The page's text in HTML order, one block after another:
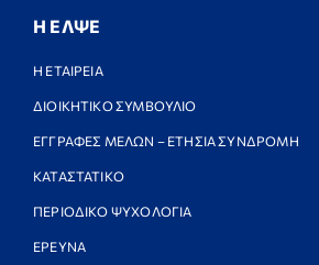
Η ΕΛΨΕ
Η ΕΤΑΙΡΕΙΑ
ΔΙΟΙΚΗΤΙΚΟ ΣΥΜΒΟΥΛΙΟ
ΕΓΓΡΑΦΕΣ ΜΕΛΩΝ – ΕΤΗΣΙΑ ΣΥΝΔΡΟΜΗ
ΚΑΤΑΣΤΑΤΙΚΟ
ΠΕΡΙΟΔΙΚΟ ΨΥΧΟΛΟΓΙΑ
ΕΡΕΥΝΑ